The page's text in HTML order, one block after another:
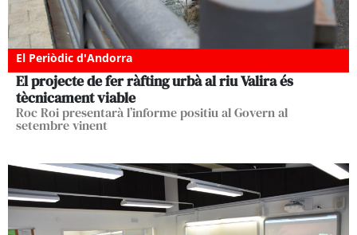
El Periòdic d'Andorra
El projecte de fer ràfting urbà al riu Valira és
tècnicament viable
Roc Roi presentarà l’informe positiu al Govern al
setembre vinent